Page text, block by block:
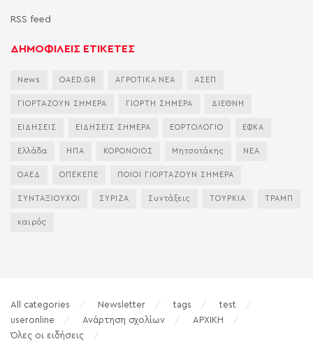
RSS feed
ΔΗΜΟΦΙΛΕΙΣ ΕΤΙΚΕΤΕΣ
News OAED.GR ΑΓΡΟΤΙΚΑ ΝΕΑ ΑΣΕΠ
ΓΙΟΡΤΑΖΟΥΝ ΣΗΜΕΡΑ ΓΙΟΡΤΗ ΣΗΜΕΡΑ ΔΙΕΘΝΗ
ΕΙΔΗΣΕΙΣ ΕΙΔΗΣΕΙΣ ΣΗΜΕΡΑ ΕΟΡΤΟΛΟΓΙΟ ΕΦΚΑ
Ελλάδα ΗΠΑ ΚΟΡΟΝΟΙΟΣ Μητσοτάκης ΝΕΑ
ΟΑΕΔ ΟΠΕΚΕΠΕ ΠΟΙΟΙ ΓΙΟΡΤΑΖΟΥΝ ΣΗΜΕΡΑ
ΣΥΝΤΑΞΙΟΥΧΟΙ ΣΥΡΙΖΑ Συντάξεις ΤΟΥΡΚΙΑ ΤΡΑΜΠ
καιρός
All categories Newsletter tags
test
useronline
Ανάρτηση σχολίων
ΑΡΧΙΚΗ
Όλες οι ειδήσεις